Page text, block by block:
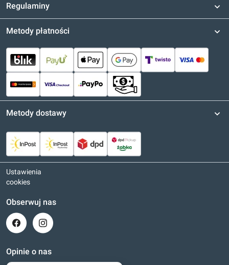
Regulaminy
Metody płatności
Metody dostawy
Ustawienia
cookies
Obserwuj nas
Opinie o nas